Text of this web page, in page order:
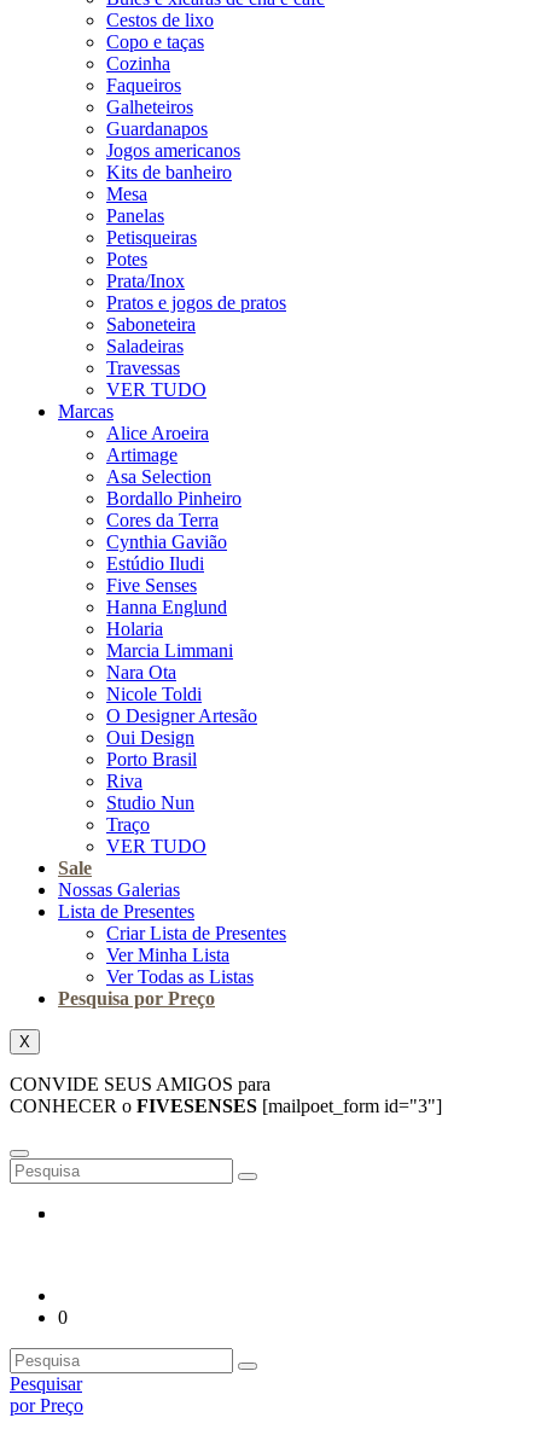
Cestos de lixo
Copo e taças
Cozinha
Faqueiros
Galheteiros
Guardanapos
Jogos americanos
Kits de banheiro
Mesa
Panelas
Petisqueiras
Potes
Prata/Inox
Pratos e jogos de pratos
Saboneteira
Saladeiras
Travessas
VER TUDO
Marcas
Alice Aroeira
Artimage
Asa Selection
Bordallo Pinheiro
Cores da Terra
Cynthia Gavião
Estúdio Iludi
Five Senses
Hanna Englund
Holaria
Marcia Limmani
Nara Ota
Nicole Toldi
O Designer Artesão
Oui Design
Porto Brasil
Riva
Studio Nun
Traço
VER TUDO
Sale
Nossas Galerias
Lista de Presentes
Criar Lista de Presentes
Ver Minha Lista
Ver Todas as Listas
Pesquisa por Preço
X
CONVIDE SEUS AMIGOS para
CONHECER o FIVESENSES [mailpoet_form id="3"]
0
Pesquisar
por Preço